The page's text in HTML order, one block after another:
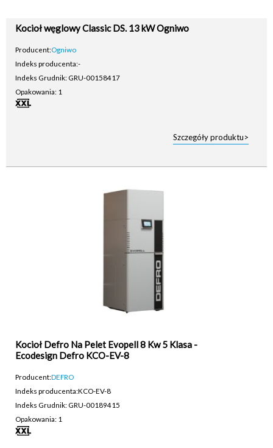
Kocioł węglowy Classic DS. 13 kW Ogniwo
Producent:Ogniwo
Indeks producenta:-
Indeks Grudnik: GRU-00158417
Opakowania: 1
Szczegóły produktu>
Kocioł Defro Na Pelet Evopell 8 Kw 5 Klasa -
Ecodesign Defro KCO-EV-8
Producent:DEFRO
Indeks producenta:KCO-EV-8
Indeks Grudnik: GRU-00189415
Opakowania: 1